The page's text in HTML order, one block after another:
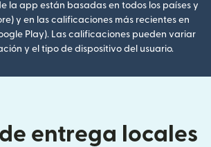
la app están basadas en todos los países y
y en las calificaciones más recientes en
Play). Las calificaciones pueden variar
y el tipo de dispositivo del usuario.
entrega locales